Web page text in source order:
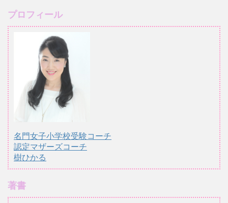
プロフィール
名門女子小学校受験コーチ
認定マザーズコーチ
樹ひかる
著書